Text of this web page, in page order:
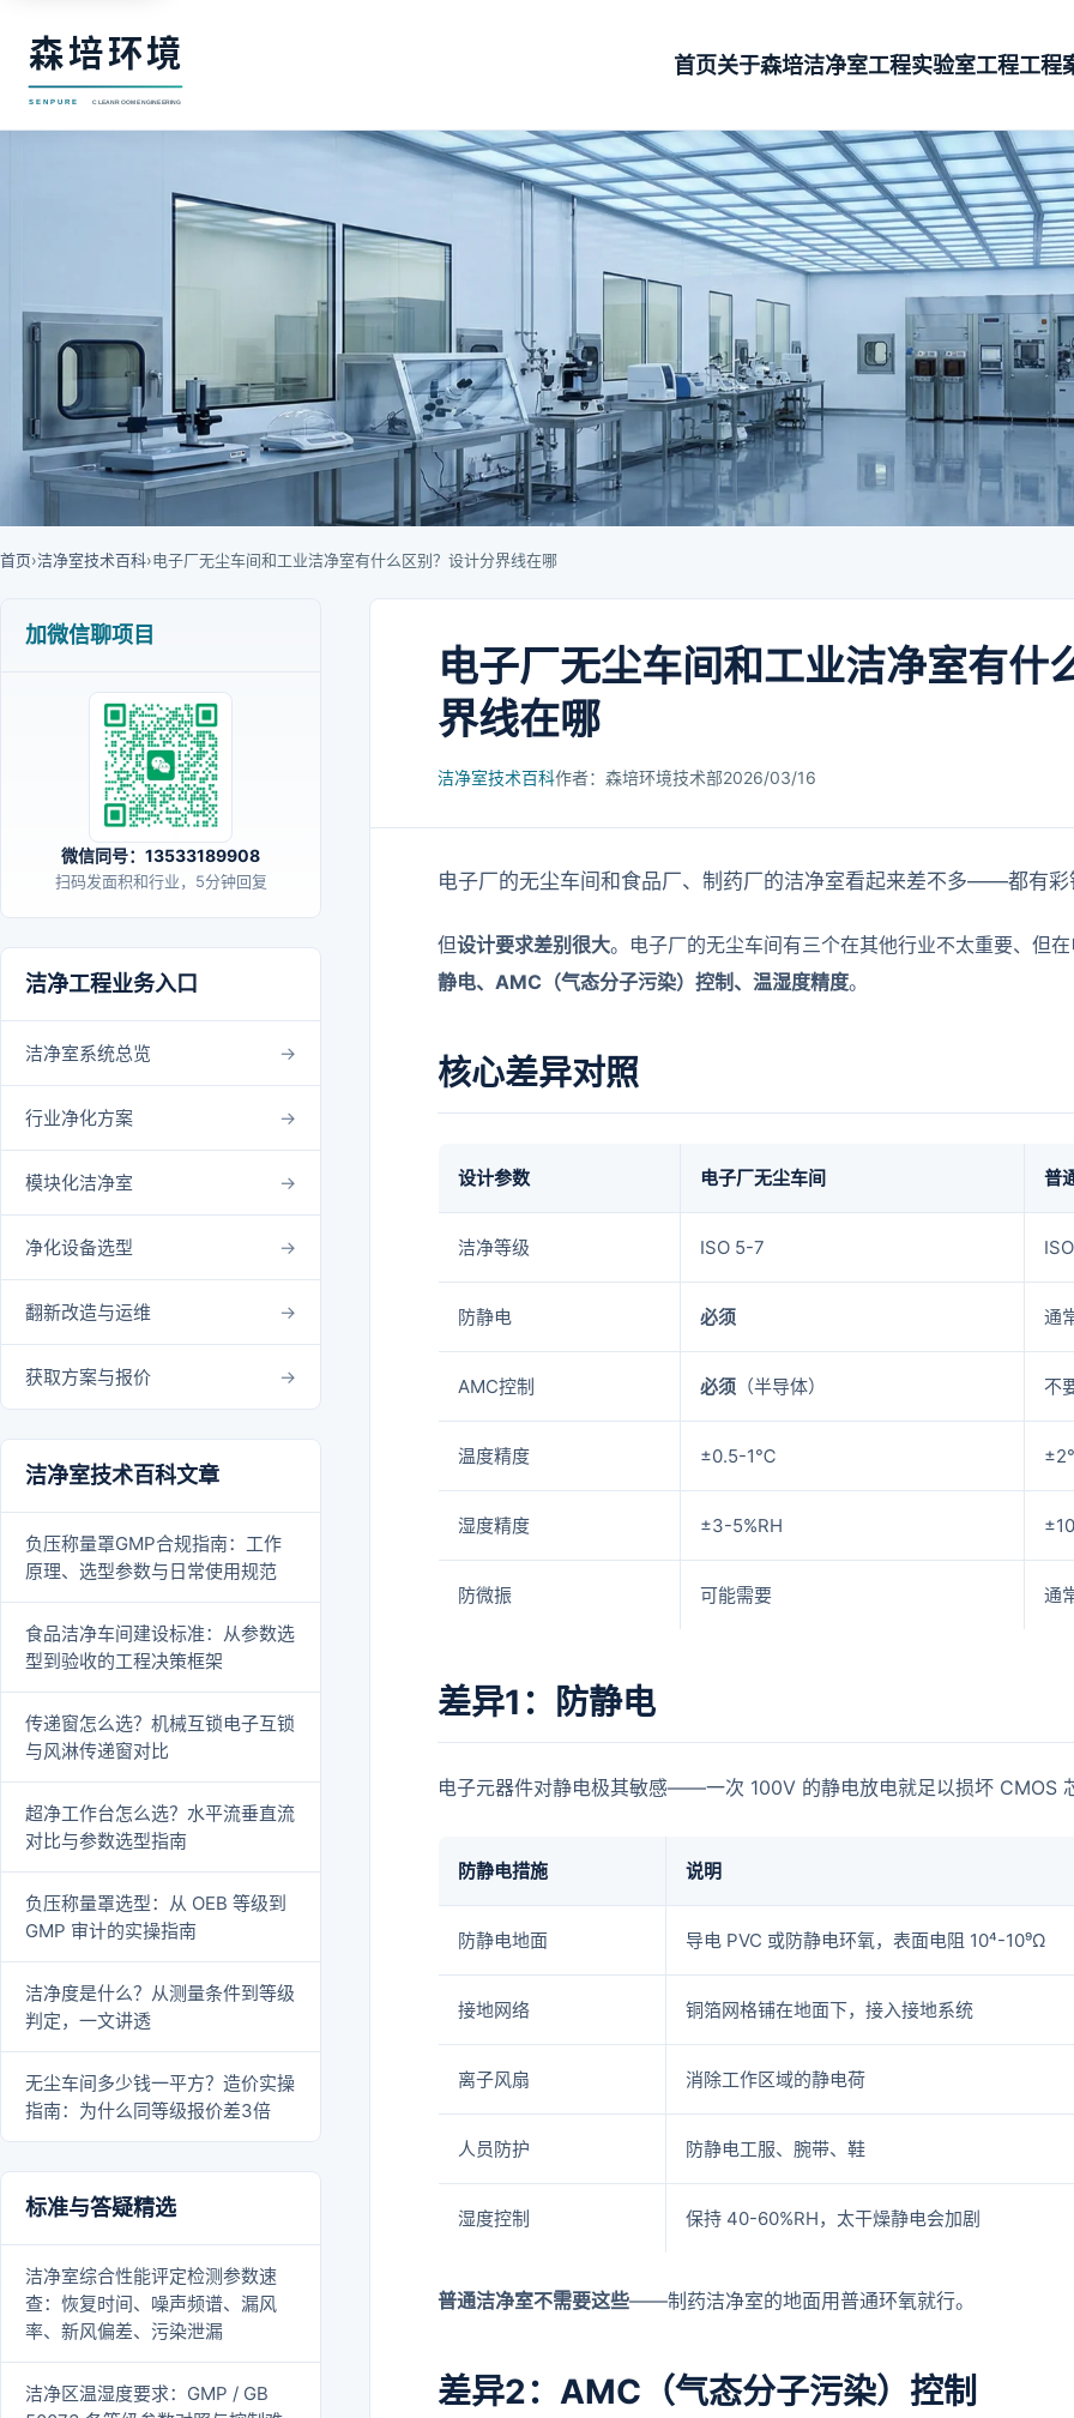
首页关于森培洁净室工程实验室工程工程
首页›洁净室技术百科›电子厂无尘车间和工业洁净室有什么区别？设计分界线在哪
加微信聊项目
微信同号：13533189908
扫码发面积和行业，5分钟回复
洁净工程业务入口
洁净室系统总览
行业净化方案
模块化洁净室
净化设备选型
翻新改造与运维
获取方案与报价
洁净室技术百科文章
负压称量罩GMP合规指南：工作
原理、选型参数与日常使用规范
食品洁净车间建设标准：从参数选
型到验收的工程决策框架
传递窗怎么选？机械互锁电子互锁
与风淋传递窗对比
超净工作台怎么选？水平流垂直流
对比与参数选型指南
负压称量罩选型：从 OEB 等级到
GMP 审计的实操指南
洁净度是什么？从测量条件到等级
判定，一文讲透
无尘车间多少钱一平方？造价实操
指南：为什么同等级报价差3倍
标准与答疑精选
洁净室综合性能评定检测参数速
查：恢复时间、噪声频谱、漏风
率、新风偏差、污染泄漏
洁净区温湿度要求：GMP / GB
电子厂无尘车间和工业洁净室有什
界线在哪
洁净室技术百科作者：森培环境技术部2026/03/16
电子厂的无尘车间和食品厂、制药厂的洁净室看起来差不多——都有
但设计要求差别很大。电子厂的无尘车间有三个在其他行业不太重要、但
静电、AMC（气态分子污染）控制、温湿度精度。
核心差异对照
设计参数 电子厂无尘车间 普
洁净等级 ISO 5-7
防静电 必须 通
AMC控制 必须 （半导体） 不
温度精度 ±0.5-1℃
湿度精度 ±3-5%RH
防微振 可能需要 通
差异1：防静电
电子元器件对静电极其敏感——一次 100V 的静电放电就足以损坏 CMOS
防静电措施 说明
防静电地面 导电 PVC 或防静电环氧，表面电阻 10⁴-10⁹Ω
接地网络 铜箔网格铺在地面下，接入接地系统
离子风扇 消除工作区域的静电荷
人员防护 防静电工服、腕带、鞋
湿度控制 保持 40-60%RH，太干燥静电会加剧
普通洁净室不需要这些——制药洁净室的地面用普通环氧就行。
差异2：AMC（气态分子污染）控制